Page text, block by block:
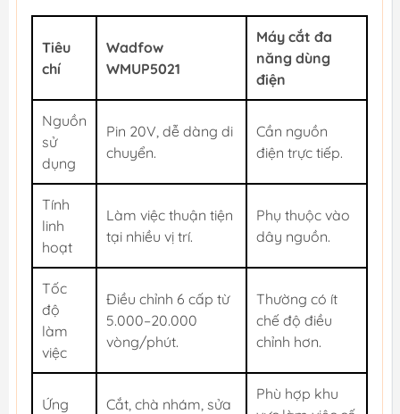
Tiêu
chí
Wadfow
WMUP5021
Máy cắt đa
năng dùng
điện
Nguồn
sử
dụng
Pin 20V, dễ dàng di
chuyển.
Cần nguồn
điện trực tiếp.
Tính
linh
hoạt
Làm việc thuận tiện
tại nhiều vị trí.
Phụ thuộc vào
dây nguồn.
Tốc
độ
làm
việc
Điều chỉnh 6 cấp từ
5.000–20.000
vòng/phút.
Thường có ít
chế độ điều
chỉnh hơn.
Ứng Cắt, chà nhám, sửa
Phù hợp khu